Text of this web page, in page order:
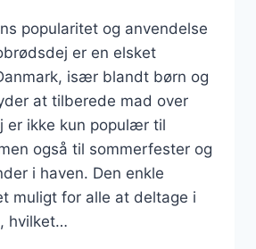
popularitet og anvendelse
er en elsket
især blandt børn og
at tilberede mad over
er ikke kun populær til
også til sommerfester og
i haven. Den enkle
muligt for alle at deltage i
hvilket…